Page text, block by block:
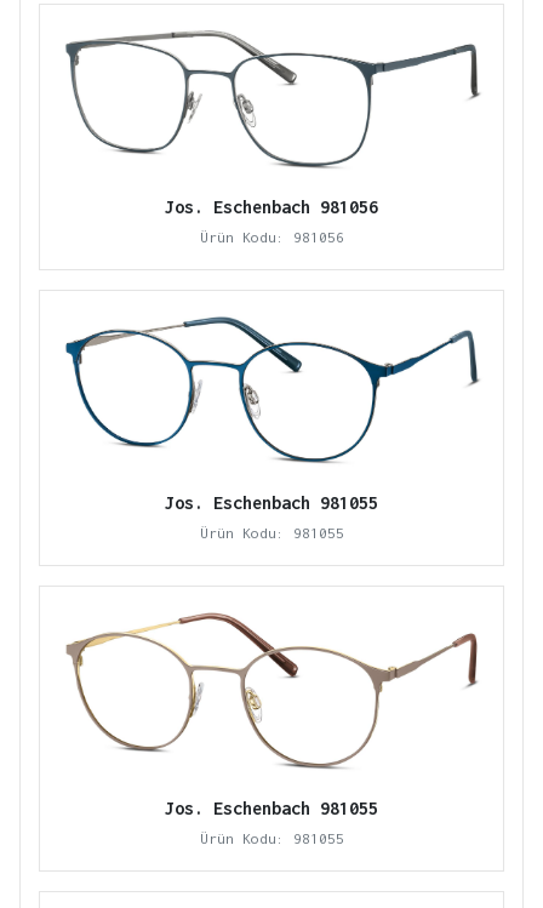
Jos. Eschenbach 981056
Ürün Kodu: 981056
Jos. Eschenbach 981055
Ürün Kodu: 981055
Jos. Eschenbach 981055
Ürün Kodu: 981055